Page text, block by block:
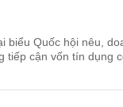
biểu Quốc hội nêu,
cận vốn tín dụng